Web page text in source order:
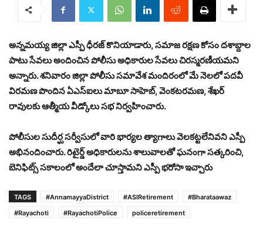
అన్నమయ్య జిల్లా ఎస్పీ ధీరజ్ కొనియాడారు, సమాజ రక్షణ కోసం దశాబ్దాల
పాటు సేవలు అందించిన పోలీసు అధికారుల సేవలు చిరస్మరణీయమని
అన్నారు. శనివారం జిల్లా పోలీసు సమావేశ మందిరంలో మే నెలలో పదవీ
విరమణ పొందిన ఏఎస్ఐలు మాబూ సాహెబ్, వెంకటరమణ, శేఖర్
రావులకు ఆత్మీయ వీడ్కోలు సభ నిర్వహించారు.
పోలీసుల సుదీర్ఘ సర్వీసులో వారి భార్యల త్యాగాలు వెలకట్టలేనివని ఎస్పీ
అభినందించారు. రిటైర్డ్ అధికారులను శాలువాలతో ఘనంగా సత్కరించి,
బెనిఫిట్స్ సకాలంలో అందేలా చూస్తామని ఎస్పీ భరోసా ఇచ్చారు
TAGS #AnnamayyaDistrict #ASIRetirement
#Bharataawaz
#Rayachoti
#RayachotiPolice policeretirement